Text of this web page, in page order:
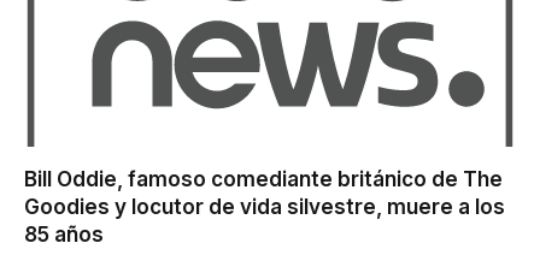
Bill Oddie, famoso comediante británico de The
Goodies y locutor de vida silvestre, muere a los
85 años